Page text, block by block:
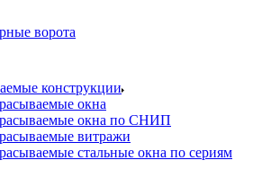
ворота
конструкции
окна
окна по СНИП
витражи
стальные окна по сериям